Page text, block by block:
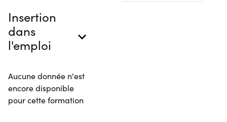
Insertion
dans
l'emploi
Aucune donnée n'est
encore disponible
pour cette formation